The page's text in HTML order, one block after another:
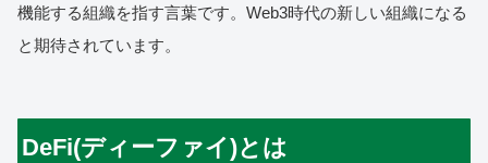
機能する組織を指す言葉です。Web3時代の新しい組織になる
と期待されています。
DeFi(ディーファイ)とは